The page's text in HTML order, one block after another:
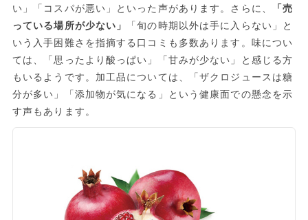
い」「コスパが悪い」といった声があります。さらに、
「売
っている場所が少ない」
「旬の時期以外は手に入らない」と
いう入手困難さを指摘する口コミも多数あります。味につい
ては、「思ったより酸っぱい」「甘みが少ない」と感じる方
もいるようです。加工品については、「ザクロジュースは糖
分が多い」「添加物が気になる」という健康面での懸念を示
す声もあります。